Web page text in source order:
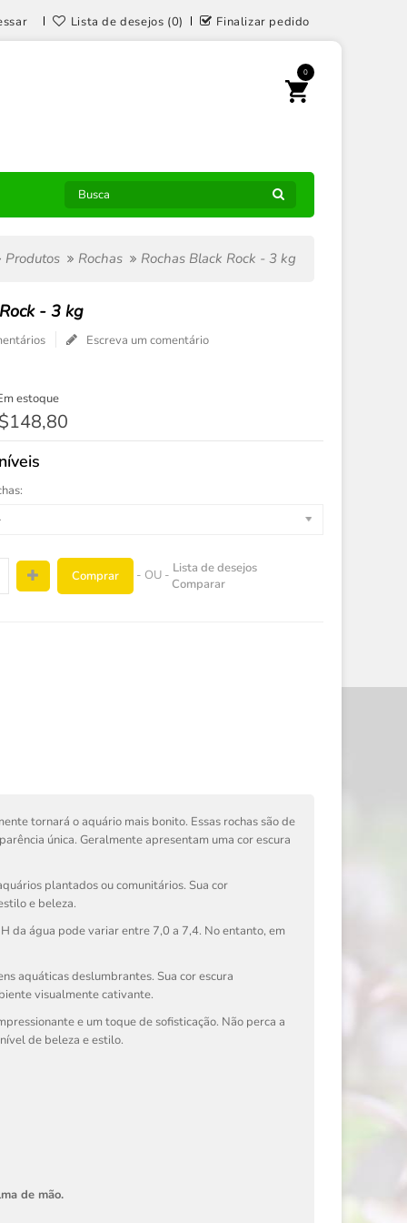
Lista de desejos (0) Finalizar pedido
0
Produtos Rochas Rochas Black Rock - 3 kg
- 3 kg
Escreva um comentário
estoque
Comprar - OU - Lista de desejos
Comparar
tornará o aquário mais bonito. Essas rochas são de
única. Geralmente apresentam uma cor escura
plantados ou comunitários. Sua cor
e beleza.
da água pode variar entre 7,0 a 7,4. No entanto, em
aquáticas deslumbrantes. Sua cor escura
visualmente cativante.
e um toque de sofisticação. Não perca a
de beleza e estilo.
de mão.